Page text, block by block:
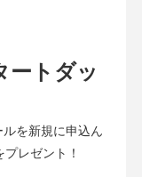
ートダッ
を新規に申込ん
プレゼント！